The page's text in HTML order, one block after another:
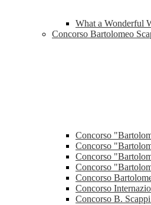
What a Wonderful
Concorso Bartolomeo
Concorso
Concorso
Concorso
Concorso
Concorso
Concorso
Concorso B.